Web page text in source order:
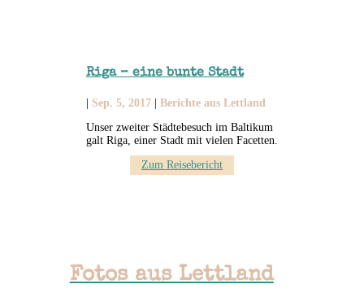
Riga – eine bunte Stadt
Sep. 5, 2017
Berichte aus Lettland
Unser zweiter Städtebesuch im Baltikum
galt Riga, einer Stadt mit vielen Facetten.
Zum Reisebericht
Fotos aus Lettland